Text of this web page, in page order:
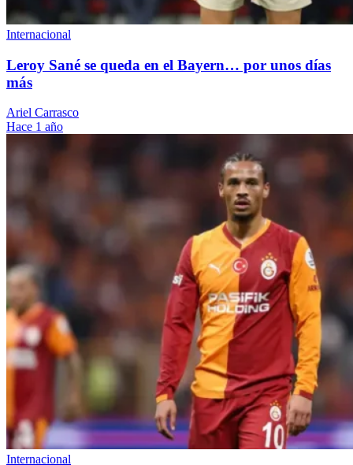
Internacional
Leroy Sané se queda en el Bayern… por unos días
más
Ariel Carrasco
Hace 1 año
Internacional